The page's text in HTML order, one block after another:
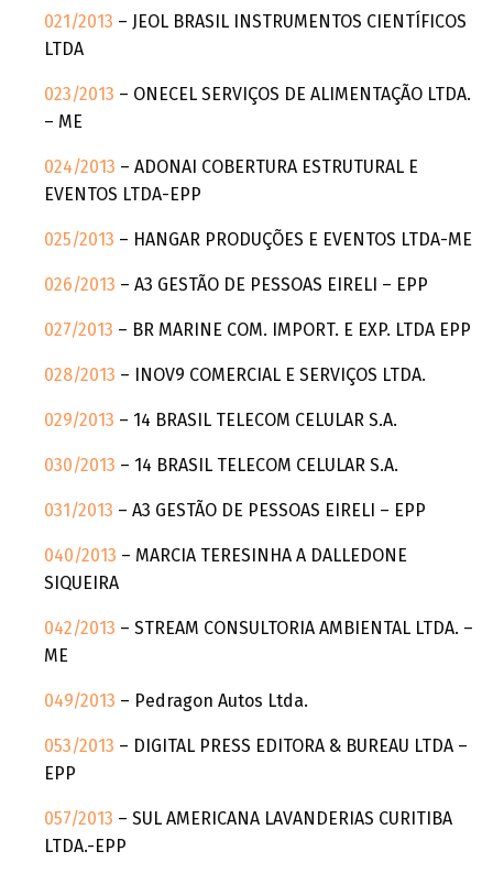
021/2013 – JEOL BRASIL INSTRUMENTOS CIENTÍFICOS
LTDA
023/2013 – ONECEL SERVIÇOS DE ALIMENTAÇÃO LTDA.
– ME
024/2013 – ADONAI COBERTURA ESTRUTURAL E
EVENTOS LTDA-EPP
025/2013 – HANGAR PRODUÇÕES E EVENTOS LTDA-ME
026/2013 – A3 GESTÃO DE PESSOAS EIRELI – EPP
027/2013 – BR MARINE COM. IMPORT. E EXP. LTDA EPP
028/2013 – INOV9 COMERCIAL E SERVIÇOS LTDA.
029/2013 – 14 BRASIL TELECOM CELULAR S.A.
030/2013 – 14 BRASIL TELECOM CELULAR S.A.
031/2013 – A3 GESTÃO DE PESSOAS EIRELI – EPP
040/2013 – MARCIA TERESINHA A DALLEDONE
SIQUEIRA
042/2013 – STREAM CONSULTORIA AMBIENTAL LTDA. –
ME
049/2013 – Pedragon Autos Ltda.
053/2013 – DIGITAL PRESS EDITORA & BUREAU LTDA –
EPP
057/2013 – SUL AMERICANA LAVANDERIAS CURITIBA
LTDA.-EPP